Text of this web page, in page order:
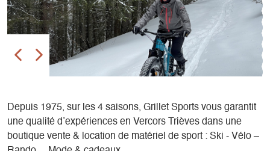
Depuis 1975, sur les 4 saisons, Grillet Sports vous garantit
une qualité d’expériences en Vercors Trièves dans une
boutique vente & location de matériel de sport : Ski - Vélo –